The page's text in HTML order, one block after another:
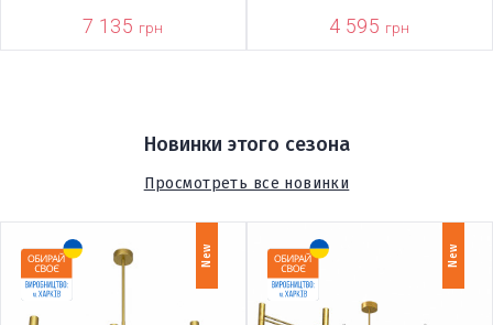
7 135 грн 4 595 грн
Новинки этого сезона
Просмотреть все новинки
New New